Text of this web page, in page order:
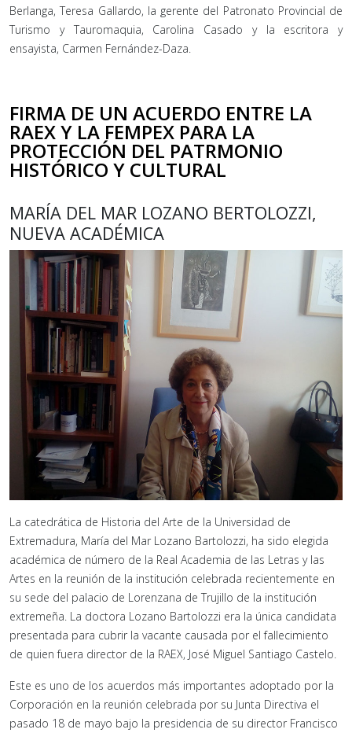
Berlanga, Teresa Gallardo, la gerente del Patronato Provincial de
Turismo y Tauromaquia, Carolina Casado y la escritora y
ensayista, Carmen Fernández-Daza.
FIRMA DE UN ACUERDO ENTRE LA
RAEX Y LA FEMPEX PARA LA
PROTECCIÓN DEL PATRMONIO
HISTÓRICO Y CULTURAL
MARÍA DEL MAR LOZANO BERTOLOZZI,
NUEVA ACADÉMICA
La catedrática de Historia del Arte de la Universidad de
Extremadura, María del Mar Lozano Bartolozzi, ha sido elegida
académica de número de la Real Academia de las Letras y las
Artes en la reunión de la institución celebrada recientemente en
su sede del palacio de Lorenzana de Trujillo de la institución
extremeña. La doctora Lozano Bartolozzi era la única candidata
presentada para cubrir la vacante causada por el fallecimiento
de quien fuera director de la RAEX, José Miguel Santiago Castelo.
Este es uno de los acuerdos más importantes adoptado por la
Corporación en la reunión celebrada por su Junta Directiva el
pasado 18 de mayo bajo la presidencia de su director Francisco